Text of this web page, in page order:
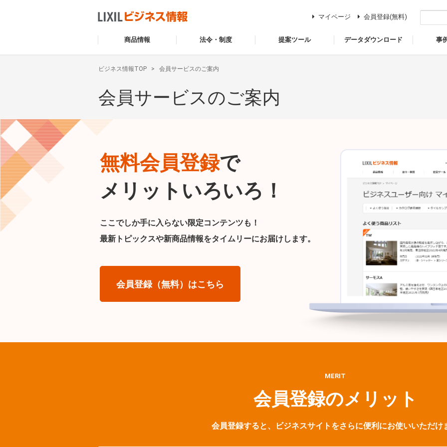
商品情報 法令・制度 提案ツール データダウンロード 事
マイページ 会員登録(無料)
ビジネス情報TOP 会員サービスのご案内
会員サービスのご案内
無料会員登録で
メリットいろいろ！
ここでしか手に入らない限定コンテンツも！
最新トピックスや新商品情報をタイムリーにお届けします。
会員登録（無料）はこちら
MERIT
会員登録のメリット
会員登録すると、ビジネスサイトをさらに便利にお使いいただけ